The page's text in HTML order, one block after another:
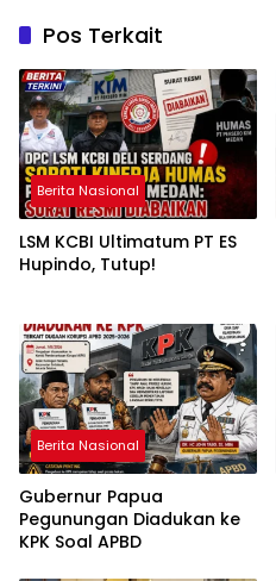
Pos Terkait
Berita Nasional
LSM KCBI Ultimatum PT ES
Hupindo, Tutup!
Berita Nasional
Gubernur Papua
Pegunungan Diadukan ke
KPK Soal APBD